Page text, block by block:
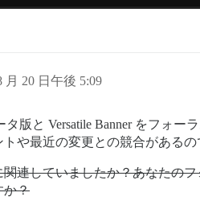
月 20 日午後 5:09
タ版と Versatile Banner をフォ
や最近の変更との競合がある
連していましたか？あなたの
か？